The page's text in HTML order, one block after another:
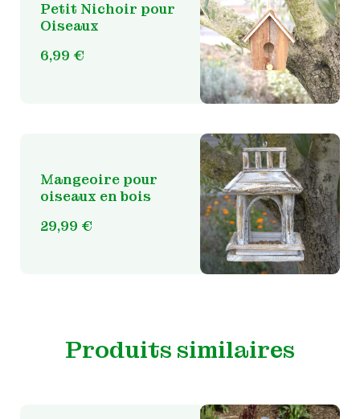
Petit Nichoir pour
Oiseaux
6,99 €
Mangeoire pour
oiseaux en bois
29,99 €
Produits similaires